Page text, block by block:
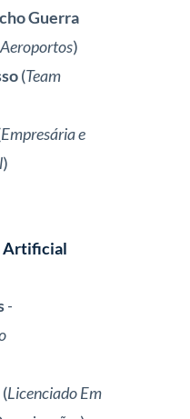
Guerra
)
(Team
Empresária e
)
Artificial
-
(Licenciado Em